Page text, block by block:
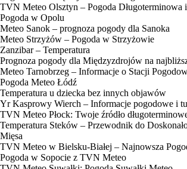
TVN Meteo Olsztyn – Pogoda Długoterminowa
Pogoda w Opolu
Meteo Sanok – prognoza pogody dla Sanoka
Meteo Strzyżów – Pogoda w Strzyżowie
Zanzibar – Temperatura
Prognoza pogody dla Międzyzdrojów na
Meteo Tarnobrzeg – Informacje o Stacji
Pogoda Meteo Łódź
Temperatura u dziecka bez innych objawów
Yr Kasprowy Wierch – Informacje pogodowe i
TVN Meteo Płock: Twoje źródło
Temperatura Steków – Przewodnik do
Mięsa
TVN Meteo w Bielsku-Białej – Najnowsza
Pogoda w Sopocie z TVN Meteo